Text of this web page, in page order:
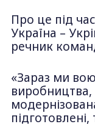
Про це під
Україна –
речник
«Зараз ми
виробництва,
підготовлені,